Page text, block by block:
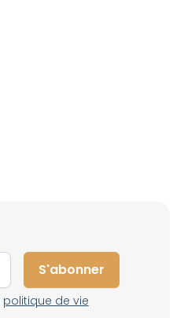
politique de vie